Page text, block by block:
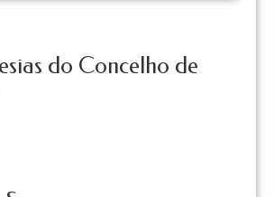
do Concelho de